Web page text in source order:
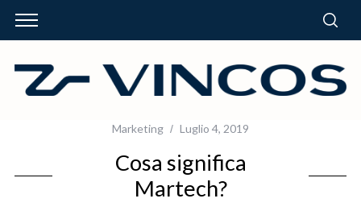
Marketing Luglio 4, 2019
Cosa significa
Martech?